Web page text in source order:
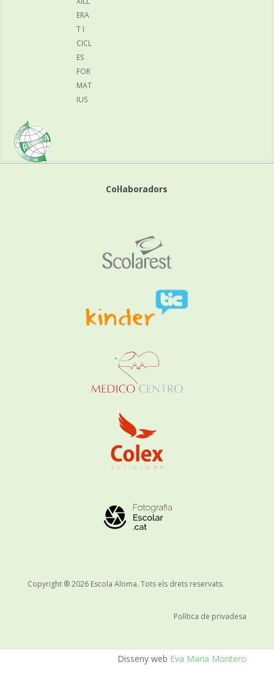
ERA
T I
CICL
ES
FOR
MAT
IUS
Col·laboradors
Copyright ® 2026 Escola Aloma. Tots els drets reservats.
Política de privadesa
Disseny web Eva Maria Montero